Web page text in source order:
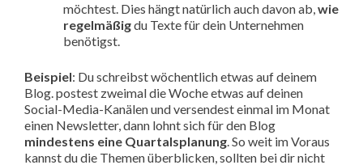
möchtest. Dies hängt natürlich auch davon ab,wie
regelmäßigdu Texte für dein Unternehmen
benötigst.
Beispiel: Du schreibst wöchentlich etwas auf deinem
Blog. postest zweimal die Woche etwas auf deinen
Social-Media-Kanälen und versendest einmal im Monat
einen Newsletter, dann lohnt sich für den Blog
mindestens eine Quartalsplanung. So weit im Voraus
kannst du die Themen überblicken, sollten bei dir nicht